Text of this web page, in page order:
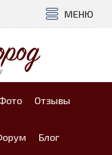
МЕНЮ
Отзывы
Блог